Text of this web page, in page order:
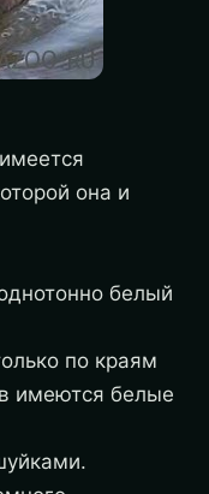
она и
белый
по краям
имеются белые